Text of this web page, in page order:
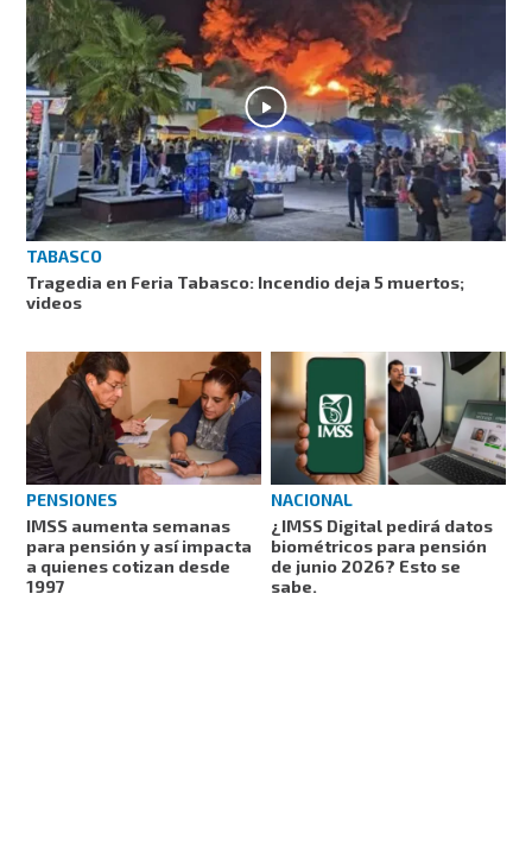
TABASCO
Tragedia en Feria Tabasco: Incendio deja 5 muertos;
videos
PENSIONES
IMSS aumenta semanas
para pensión y así impacta
a quienes cotizan desde
1997
NACIONAL
¿IMSS Digital pedirá datos
biométricos para pensión
de junio 2026? Esto se
sabe.